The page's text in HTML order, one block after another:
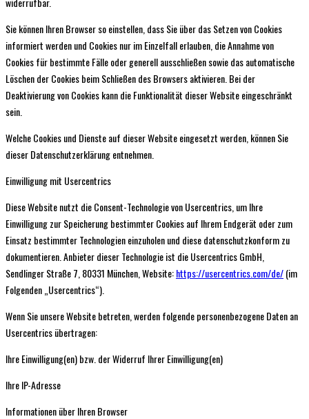
Sie können Ihren Browser so einstellen, dass Sie über das Setzen von Cookies
informiert werden und Cookies nur im Einzelfall erlauben, die Annahme von
Cookies für bestimmte Fälle oder generell ausschließen sowie das automatische
Löschen der Cookies beim Schließen des Browsers aktivieren. Bei der
Deaktivierung von Cookies kann die Funktionalität dieser Website eingeschränkt
sein.
Welche Cookies und Dienste auf dieser Website eingesetzt werden, können Sie
dieser Datenschutzerklärung entnehmen.
Einwilligung mit Usercentrics
Diese Website nutzt die Consent-Technologie von Usercentrics, um Ihre
Einwilligung zur Speicherung bestimmter Cookies auf Ihrem Endgerät oder zum
Einsatz bestimmter Technologien einzuholen und diese datenschutzkonform zu
dokumentieren. Anbieter dieser Technologie ist die Usercentrics GmbH,
Sendlinger Straße 7, 80331 München, Website:https://usercentrics.com/de/(im
Folgenden „Usercentrics“).
Wenn Sie unsere Website betreten, werden folgende personenbezogene Daten an
Usercentrics übertragen:
Ihre Einwilligung(en) bzw. der Widerruf Ihrer Einwilligung(en)
Ihre IP-Adresse
Informationen über Ihren Browser